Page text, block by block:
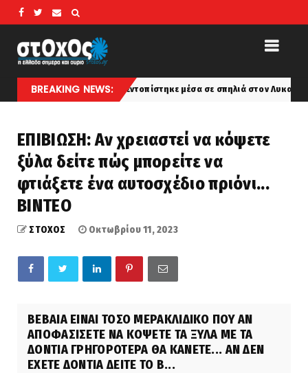
BREAKING NEWS:
το πτώμα που εντοπίστηκε μέσα σε σπηλιά στον Λυκαβηττό: Ο
ΕΠΙΒΙΩΣΗ: Αν χρειαστεί να κόψετε
ξύλα δείτε πώς μπορείτε να
φτιάξετε ένα αυτοσχέδιο πριόνι...
ΒΙΝΤΕΟ
ΣΤΟΧΟΣ Οκτωβρίου 11, 2023
ΒΕΒΑΙΑ ΕΙΝΑΙ ΤΟΣΟ ΜΕΡΑΚΛΙΔΙΚΟ ΠΟΥ ΑΝ
ΑΠΟΦΑΣΙΣΕΤΕ ΝΑ ΚΟΨΕΤΕ ΤΑ ΞΥΛΑ ΜΕ ΤΑ
ΔΟΝΤΙΑ ΓΡΗΓΟΡΟΤΕΡΑ ΘΑ ΚΑΝΕΤΕ... ΑΝ ΔΕΝ
ΕΧΕΤΕ ΔΟΝΤΙΑ ΔΕΙΤΕ ΤΟ Β...